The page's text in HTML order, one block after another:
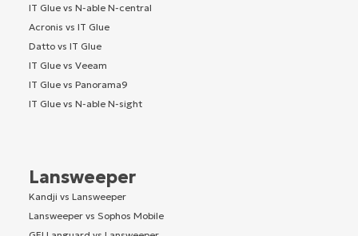
IT Glue vs N-able N-central
Acronis vs IT Glue
Datto vs IT Glue
IT Glue vs Veeam
IT Glue vs Panorama9
IT Glue vs N-able N-sight
Lansweeper
Kandji vs Lansweeper
Lansweeper vs Sophos Mobile